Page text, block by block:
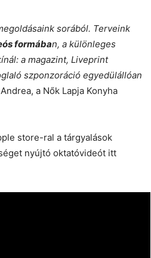
sorából. Terveink
formában, a különleges
a magazint, Liveprint
szponzoráció egyedülállóan
a Nők Lapja Konyha
store-ral a tárgyalások
nyújtó oktatóvideót itt